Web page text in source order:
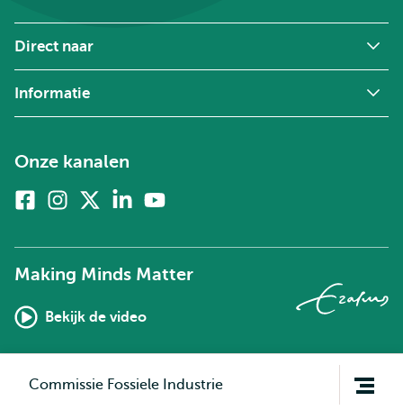
Open
Commissie Fossiele Industrie
Direct naar
Informatie
Onze kanalen
FacebookInstagram
twitter)
Linkedin
Making Minds Matter
Bekijk de video